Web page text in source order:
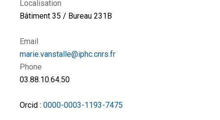
Localisation
Bâtiment 35 / Bureau 231B
Email
marie.vanstalle@iphc.cnrs.fr
Phone
03.88.10.64.50
Orcid : 0000-0003-1193-7475